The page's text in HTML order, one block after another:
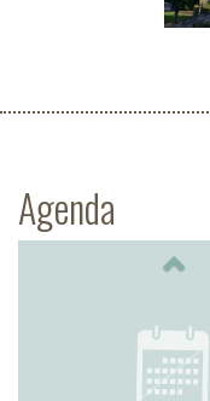
Agenda